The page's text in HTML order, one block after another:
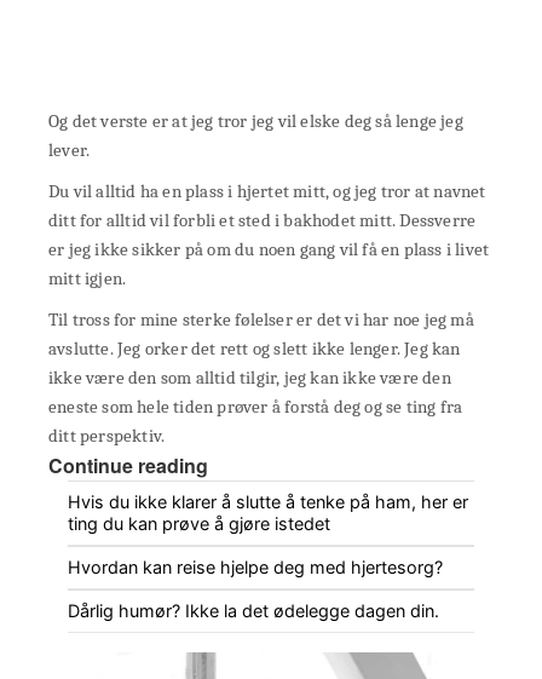
Og det verste er at jeg tror jeg vil elske deg så lenge jeg
lever.
Du vil alltid ha en plass i hjertet mitt, og jeg tror at navnet
ditt for alltid vil forbli et sted i bakhodet mitt. Dessverre
er jeg ikke sikker på om du noen gang vil få en plass i livet
mitt igjen.
Til tross for mine sterke følelser er det vi har noe jeg må
avslutte. Jeg orker det rett og slett ikke lenger. Jeg kan
ikke være den som alltid tilgir, jeg kan ikke være den
eneste som hele tiden prøver å forstå deg og se ting fra
ditt perspektiv.
Continue reading
Hvis du ikke klarer å slutte å tenke på ham, her er
ting du kan prøve å gjøre istedet
Hvordan kan reise hjelpe deg med hjertesorg?
Dårlig humør? Ikke la det ødelegge dagen din.